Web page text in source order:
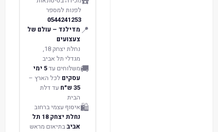
לפנות למספר
0544241253
📍 מדילנד – עולם של
צעצועים
נחלת יצחק 18,
מגדלי תל אביב
🚚משלוחים עד 5 ימי
עסקים לכל הארץ –
35 ש״ח
עד דלת
הבית
🛍️איסוף עצמי ברחוב
נחלת יצחק 18 תל
אביבבתיאום מראש